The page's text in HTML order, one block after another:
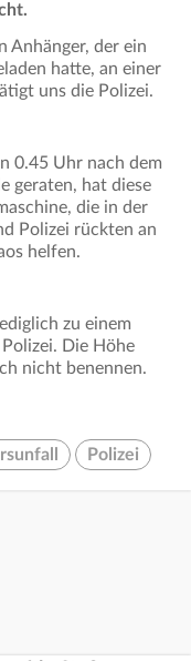
Anhänger, der ein
hatte, an einer
uns die Polizei.
0.45 Uhr nach dem
geraten, hat diese
die in der
Polizei rückten an
helfen.
zu einem
Die Höhe
nicht benennen.
Polizei